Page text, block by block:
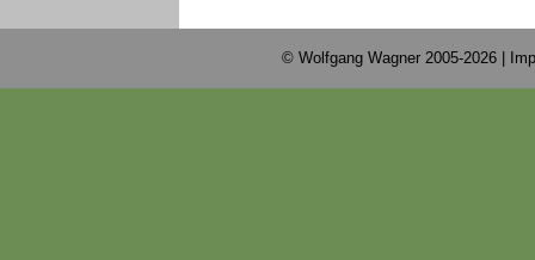
© Wolfgang Wagner 2005-2026 |